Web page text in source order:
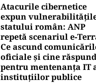
Atacurile cibernetice
expun
statului român: ANP
repetă scenariul
Ce ascund
oficiale și cine
pentru mentenanța IT
instituțiilor publice